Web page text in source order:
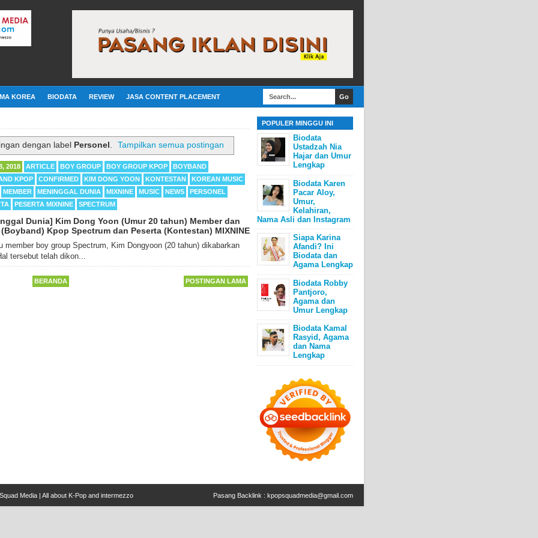
KOREA BIODATA REVIEW JASA CONTENT PLACEMENT
dengan label Personel. Tampilkan semua postingan
2018 ARTICLE BOY GROUP BOY GROUP KPOP
BOYBAND
KPOP
CONFIRMED KIM DONG YOON KONTESTAN
KOREAN MUSIC
MEMBER MENINGGAL DUNIA MIXNINE MUSIC NEWS
PERSONEL
PESERTA MIXNINE SPECTRUM
Dunia] Kim Dong Yoon (Umur 20 tahun) Member dan
Kpop Spectrum dan Peserta (Kontestan) MIXNINE
member boy group Spectrum, Kim Dongyoon (20 tahun) dikabarkan
tersebut telah dikon...
POSTINGAN LAMA
BERANDA
POPULER MINGGU INI
Biodata
Ustadzah Nia
Hajar dan Umur
Lengkap
Biodata Karen
Pacar Aloy,
Umur,
Kelahiran,
Nama Asli dan Instagram
Siapa Karina
Afandi? Ini
Biodata dan
Agama Lengkap
Biodata Robby
Pantjoro,
Agama dan
Umur Lengkap
Biodata Kamal
Rasyid, Agama
dan Nama
Lengkap
Media | All about K-Pop and intermezzo Pasang Backlink : kpopsquadmedia@gmail.com